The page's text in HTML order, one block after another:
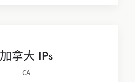
加拿大 IPs
CA